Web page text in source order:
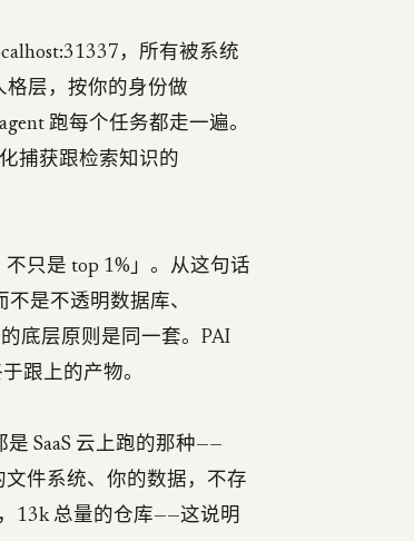
，所有被系统
格层，按你的身份做
跑每个任务都走一遍。
捕获跟检索知识的
只是 top 1%」。从这句话
是不透明数据库、
底层原则是同一套。PAI
跟上的产物。
SaaS 云上跑的那种——
文件系统、你的数据，不存
13k 总量的仓库——这说明